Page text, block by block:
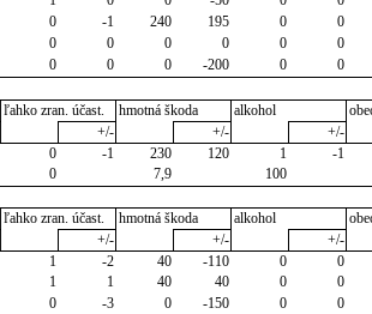
0 -1 240 195 0 0
0 0 0 0 0 0
0 0 0 -200 0 0
ľahko zran. účast. hmotná škoda alkohol
+/- +/- +/-
0 -1 230 120 1 -1
0 7,9 100
ľahko zran. účast. hmotná škoda alkohol
+/- +/- +/-
1 -2 40 -110 0 0
1 1 40 40 0 0
0 -3 0 -150 0 0